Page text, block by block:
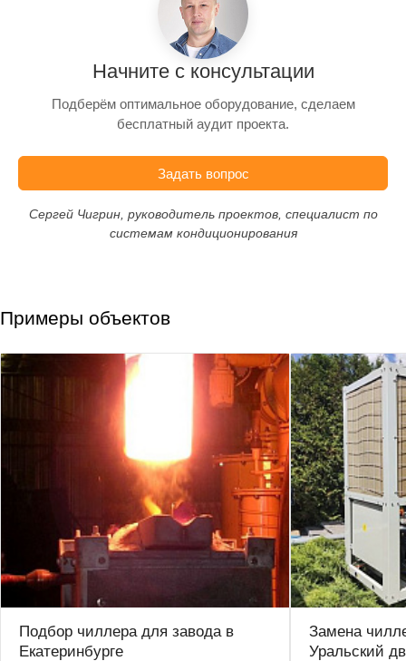
Начните с консультации
Подберём оптимальное оборудование, сделаем
бесплатный аудит проекта.
Задать вопрос
Сергей Чигрин, руководитель проектов, специалист по
системам кондиционирования
Примеры объектов
Подбор чиллера для завода в
Екатеринбурге
Замена
Уральский